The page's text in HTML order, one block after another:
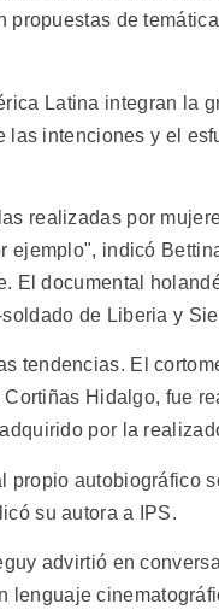
propuestas de
Latina integran la
intenciones y el
realizadas por
indicó
El documental
de Liberia y
tendencias. El
Hidalgo, fue
por la
propio autobiográfico
su autora a IPS.
advirtió en
lenguaje